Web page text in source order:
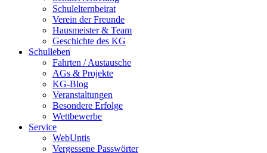
Schulelternbeirat
Verein der Freunde
Hausmeister & Team
Geschichte des KG
Schulleben
Fahrten / Austausche
AGs & Projekte
KG-Blog
Veranstaltungen
Besondere Erfolge
Wettbewerbe
Service
WebUntis
Vergessene Passwörter